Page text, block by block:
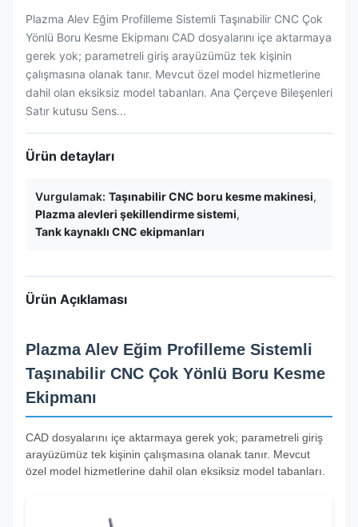
Plazma Alev Eğim Profilleme Sistemli Taşınabilir CNC Çok
Yönlü Boru Kesme Ekipmanı CAD dosyalarını içe aktarmaya
gerek yok; parametreli giriş arayüzümüz tek kişinin
çalışmasına olanak tanır. Mevcut özel model hizmetlerine
dahil olan eksiksiz model tabanları. Ana Çerçeve Bileşenleri
Satır kutusu Sens...
Ürün detayları
Vurgulamak: Taşınabilir CNC boru kesme makinesi,
Plazma alevleri şekillendirme sistemi,
Tank kaynaklı CNC ekipmanları
Ürün Açıklaması
Plazma Alev Eğim Profilleme Sistemli
Taşınabilir CNC Çok Yönlü Boru Kesme
Ekipmanı
CAD dosyalarını içe aktarmaya gerek yok; parametreli giriş
arayüzümüz tek kişinin çalışmasına olanak tanır. Mevcut
özel model hizmetlerine dahil olan eksiksiz model tabanları.